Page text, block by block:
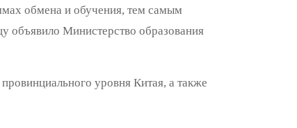
обмена и обучения, тем самым
объявило Министерство образования
уровня Китая, а также